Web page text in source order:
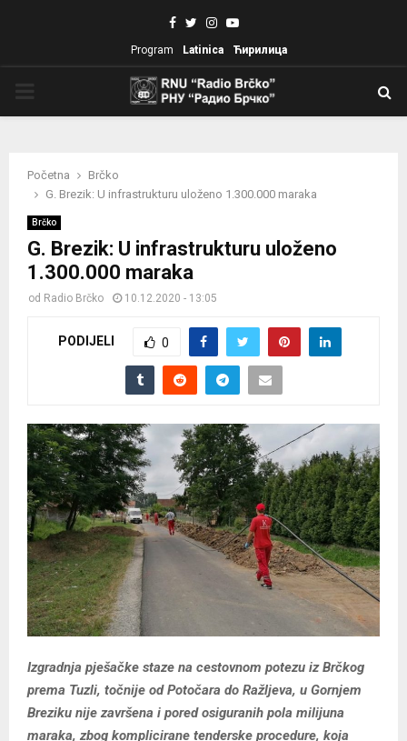
Facebook
TwitterInstagram
Youtube
Program Latinica Ћирилица
Početna
Brčko
G. Brezik: U infrastrukturu uloženo 1.300.000 maraka
Brčko
G. Brezik: U infrastrukturu uloženo
1.300.000 maraka
od Radio Brčko 10.12.2020 - 13:05
PODIJELI 0
Izgradnja pješačke staze na cestovnom potezu iz Brčkog
prema Tuzli, točnije od Potočara do Ražljeva, u Gornjem
Breziku nije završena i pored osiguranih pola milijuna
maraka, zbog komplicirane tenderske procedure, koja